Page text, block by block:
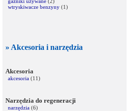
wtryskiwacze benzyny (1)
» Akcesoria i narzędzia
Akcesoria
akcesoria (11)
Narzędzia do regeneracji
narzędzia (6)